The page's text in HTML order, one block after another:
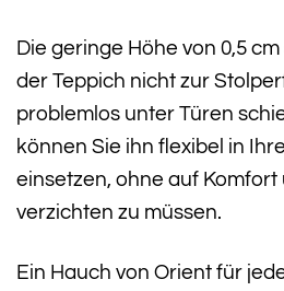
Die geringe Höhe von 0,5
der Teppich nicht zur
problemlos unter Türen
können Sie ihn flexibel in
einsetzen, ohne auf
verzichten zu müssen.
Ein Hauch von Orient für